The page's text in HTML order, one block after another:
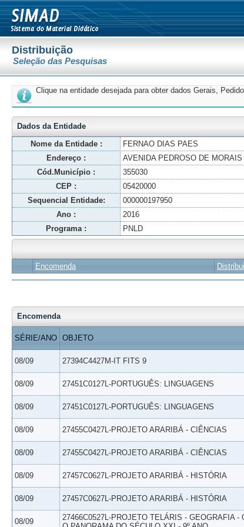
Distribuição
Seleção das Pesquisas
Clique na entidade desejada para obter dados Gerais,
Dados da Entidade
Nome da Entidade :
FERNAO DIAS PAES
Endereço :
AVENIDA PEDROSO DE MORAIS
Cód.Município :
355030
CEP :
05420000
Sequencial Entidade:
000000197950
Ano :
2016
Programa :
PNLD
Encomenda
Encomenda
SÉRIE/ANO OBJETO
08/09 27394C4427M-IT FITS 9
08/09 27451C0127L-PORTUGUÊS: LINGUAGENS
08/09 27451C0127L-PORTUGUÊS: LINGUAGENS
08/09 27455C0427L-PROJETO ARARIBÁ - CIÊNCIAS
08/09 27455C0427L-PROJETO ARARIBÁ - CIÊNCIAS
08/09 27457C0627L-PROJETO ARARIBÁ - HISTÓRIA
08/09 27457C0627L-PROJETO ARARIBÁ - HISTÓRIA
08/09
27466C0527L-PROJETO TELÁRIS - GEOGRAFIA -